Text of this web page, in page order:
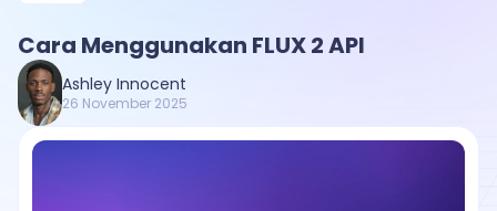
Cara Menggunakan FLUX 2 API
Ashley Innocent
26 November 2025